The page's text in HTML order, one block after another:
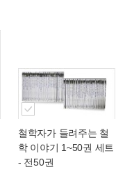
철학자가 들려주는 철
학 이야기 1~50권 세트
- 전50권